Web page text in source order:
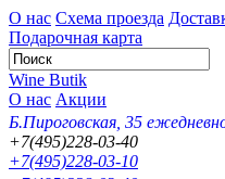
О нас Схема проезда
Подарочная карта
Wine Butik
О нас Акции
Б.Пироговская, 35
+7(495)228-03-40
+7(495)228-03-10